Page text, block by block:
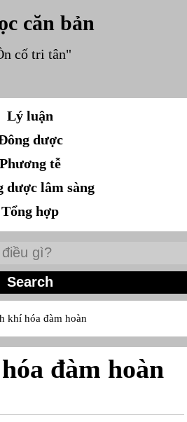
căn bản
cố tri tân"
Lý luận
dược
Phương tễ
dược lâm sàng
Tổng hợp
khí hóa đàm hoàn
đàm hoàn